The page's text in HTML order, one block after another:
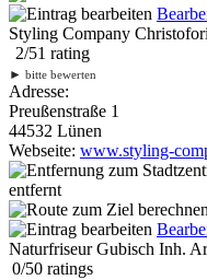
Styling Company
2/51 rating
► bitte bewerten
Adresse:
Preußenstraße 1
44532 Lünen
Webseite: www.styling-
entfernt
Naturfriseur Gubisch Inh.
0/50 ratings